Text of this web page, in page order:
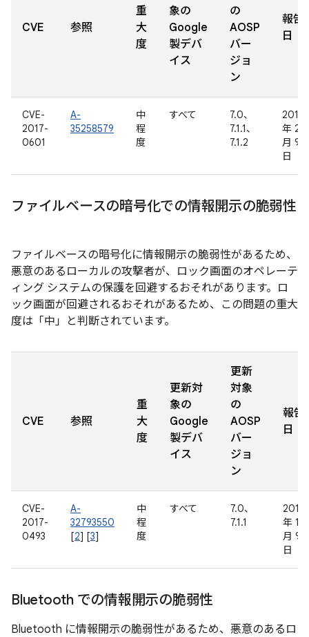
CVE 参照
重
大
度
象の
Google
製デバ
イス
の
AOSP
バー
ジョ
ン
報告
日
CVE-
2017-
0601
A-
35258579
中
程
度
すべて
7.0、
7.1.1、
7.1.2
2017
年 2
月 9
日
ファイルベースの暗号化での情報開示の脆弱性
ファイルベースの暗号化に情報開示の脆弱性があるため、
悪意のあるローカルの攻撃者が、ロック画面のオペレーテ
ィング システムの保護を回避するおそれがあります。ロ
ック画面が回避されるおそれがあるため、この問題の重大
度は「中」と判断されています。
CVE 参照
重
大
度
更新対
象の
Google
製デバ
イス
更新
対象
の
AOSP
バー
ジョ
ン
報告
日
CVE-
2017-
0493
A-
32793550
[2] [3]
中
程
度
すべて
7.0、
7.1.1
2016
年 11
月 9
日
Bluetooth での情報開示の脆弱性
Bluetooth に情報開示の脆弱性があるため、悪意のあるロ